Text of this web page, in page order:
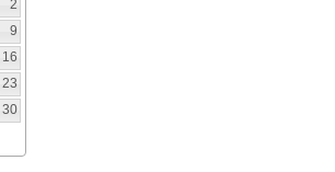
2
9
16
23
30